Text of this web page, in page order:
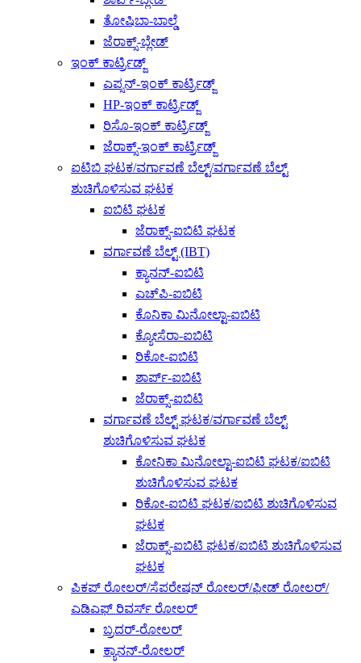
ತೋಷಿಬಾ-ಬಾಲ್ಡೆ
ಜೆರಾಕ್ಸ್-ಬ್ಲೇಡ್
ಇಂಕ್ ಕಾರ್ಟ್ರಿಡ್ಜ್
ಎಪ್ಸನ್-ಇಂಕ್ ಕಾರ್ಟ್ರಿಡ್ಜ್
HP-ಇಂಕ್ ಕಾರ್ಟ್ರಿಡ್ಜ್
ರಿಸೊ-ಇಂಕ್ ಕಾರ್ಟ್ರಿಡ್ಜ್
ಜೆರಾಕ್ಸ್-ಇಂಕ್ ಕಾರ್ಟ್ರಿಡ್ಜ್
ಐಟಿಬಿ ಘಟಕ/ವರ್ಗಾವಣೆ ಬೆಲ್ಟ್/ವರ್ಗಾವಣೆ ಬೆಲ್ಟ್
ಶುಚಿಗೊಳಿಸುವ ಘಟಕ
ಐಬಿಟಿ ಘಟಕ
ಜೆರಾಕ್ಸ್-ಐಬಿಟಿ ಘಟಕ
ವರ್ಗಾವಣೆ ಬೆಲ್ಟ್ (IBT)
ಕ್ಯಾನನ್-ಐಬಿಟಿ
ಎಚ್‌ಪಿ-ಐಬಿಟಿ
ಕೊನಿಕಾ ಮಿನೋಲ್ಟಾ-ಐಬಿಟಿ
ಕ್ಯೋಸೆರಾ-ಐಬಿಟಿ
ರಿಕೋ-ಐಬಿಟಿ
ಶಾರ್ಪ್-ಐಬಿಟಿ
ಜೆರಾಕ್ಸ್-ಐಬಿಟಿ
ವರ್ಗಾವಣೆ ಬೆಲ್ಟ್ ಘಟಕ/ವರ್ಗಾವಣೆ ಬೆಲ್ಟ್
ಶುಚಿಗೊಳಿಸುವ ಘಟಕ
ಕೋನಿಕಾ ಮಿನೋಲ್ಟಾ-ಐಬಿಟಿ ಘಟಕ/ಐಬಿಟಿ
ಶುಚಿಗೊಳಿಸುವ ಘಟಕ
ರಿಕೋ-ಐಬಿಟಿ ಘಟಕ/ಐಬಿಟಿ ಶುಚಿಗೊಳಿಸುವ
ಘಟಕ
ಜೆರಾಕ್ಸ್-ಐಬಿಟಿ ಘಟಕ/ಐಬಿಟಿ ಶುಚಿಗೊಳಿಸುವ
ಘಟಕ
ಪಿಕಪ್ ರೋಲರ್/ಸೆಪರೇಷನ್ ರೋಲರ್/ಫೀಡ್ ರೋಲರ್/
ಎಡಿಎಫ್ ರಿವರ್ಸ್ ರೋಲರ್
ಬ್ರದರ್-ರೋಲರ್
ಕ್ಯಾನನ್-ರೋಲರ್